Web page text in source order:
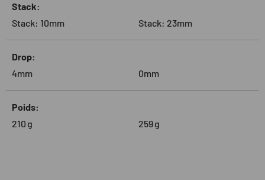
Stack
Stack: 10mm
Stack: 23mm
Drop
4mm
0mm
Poids
210 g 259g